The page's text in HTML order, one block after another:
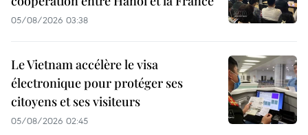
05/08/2026 03:38
Le Vietnam accélère le visa
électronique pour protéger ses
citoyens et ses visiteurs
05/08/2026 02:45